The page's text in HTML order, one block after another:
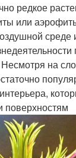
редкое
или
среде
на
поверхностям